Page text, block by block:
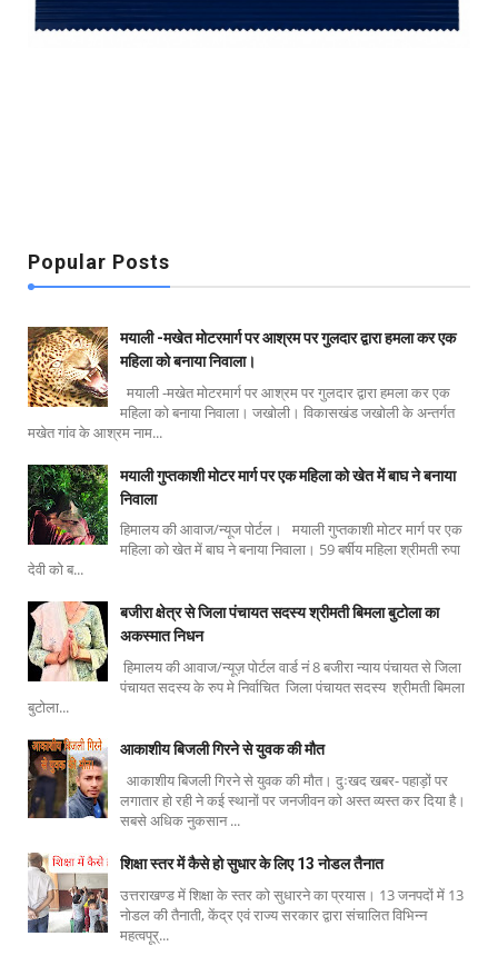
Popular Posts
मयाली -मखेत मोटरमार्ग पर आश्रम पर गुलदार द्वारा हमला कर एक
महिला को बनाया निवाला।
मयाली -मखेत मोटरमार्ग पर आश्रम पर गुलदार द्वारा हमला कर एक
महिला को बनाया निवाला। जखोली। विकासखंड जखोली के अन्तर्गत
मखेत गांव के आश्रम नाम...
मयाली गुप्तकाशी मोटर मार्ग पर एक महिला को खेत में बाघ ने बनाया
निवाला
हिमालय की आवाज/न्यूज पोर्टल। मयाली गुप्तकाशी मोटर मार्ग पर एक
महिला को खेत में बाघ ने बनाया निवाला। 59 बर्षीय महिला श्रीमती रुपा
देवी को ब...
बजीरा क्षेत्र से जिला पंचायत सदस्य श्रीमती बिमला बुटोला का
अकस्मात निधन
हिमालय की आवाज/न्यूज़ पोर्टल वार्ड नं 8 बजीरा न्याय पंचायत से जिला
पंचायत सदस्य के रुप मे निर्वाचित जिला पंचायत सदस्य श्रीमती बिमला
बुटोला...
आकाशीय बिजली गिरने से युवक की मौत
आकाशीय बिजली गिरने से युवक की मौत। दुःखद खबर- पहाड़ों पर
लगातार हो रही ने कई स्थानों पर जनजीवन को अस्त व्यस्त कर दिया है।
सबसे अधिक नुकसान ...
शिक्षा स्तर में कैसे हो सुधार के लिए 13 नोडल तैनात
उत्तराखण्ड में शिक्षा के स्तर को सुधारने का प्रयास। 13 जनपदों में 13
नोडल की तैनाती, केंद्र एवं राज्य सरकार द्वारा संचालित विभिन्न
महत्वपूर्...